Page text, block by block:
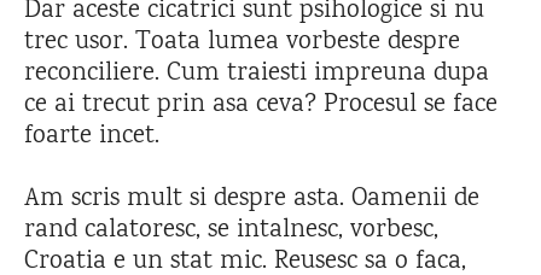
Dar aceste cicatrici sunt psihologice si nu
trec usor. Toata lumea vorbeste despre
reconciliere. Cum traiesti impreuna dupa
ce ai trecut prin asa ceva? Procesul se face
foarte incet.
Am scris mult si despre asta. Oamenii de
rand calatoresc, se intalnesc, vorbesc,
Croatia e un stat mic. Reusesc sa o faca,